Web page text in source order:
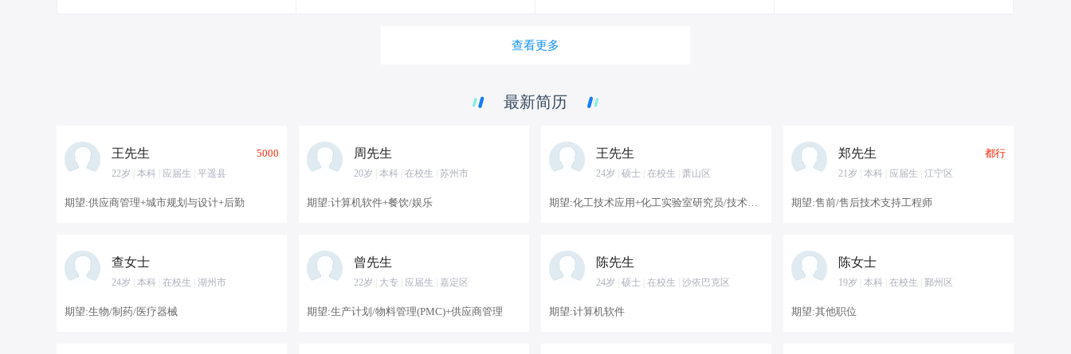
查看更多
最新简历
王先生 5000
22岁 本科 应届生 平遥县
期望:供应商管理+城市规划与设计+后勤
周先生
20岁 本科 在校生 苏州市
期望:计算机软件+餐饮/娱乐
王先生
24岁 硕士 在校生 萧山区
期望:化工技术应用+化工实验室研究员/技术员+涂料研发工程师
郑先生 都行
21岁 本科 应届生 江宁区
期望:售前/售后技术支持工程师
查女士
24岁 本科 在校生 湖州市
期望:生物/制药/医疗器械
曾先生
22岁 大专 应届生 嘉定区
期望:生产计划/物料管理(PMC)+供应商管理
陈先生
24岁 硕士 在校生 沙依巴克区
期望:计算机软件
陈女士
19岁 本科 在校生 鄞州区
期望:其他职位